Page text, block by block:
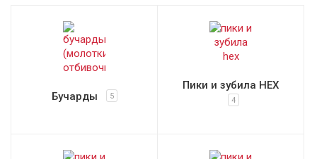
Бучарды 5
Пики и зубила HEX
4